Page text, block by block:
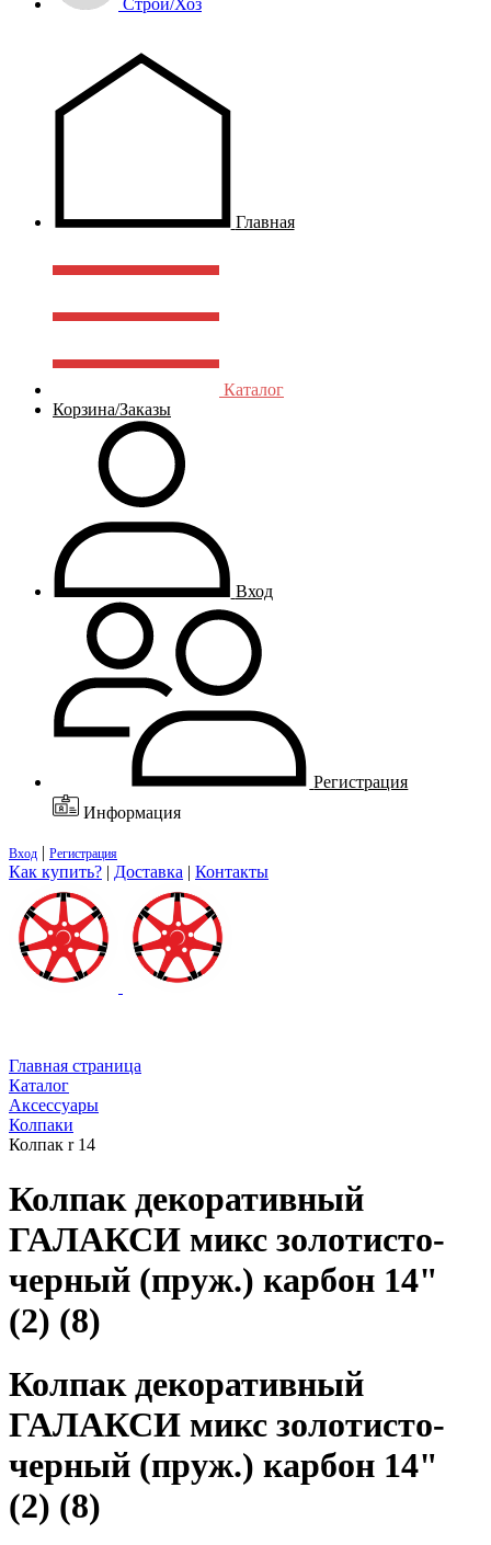
Строй/Хоз
Главная
Каталог
Корзина/Заказы
Вход
Регистрация
Информация
Вход | Регистрация
Как купить? | Доставка | Контакты
Главная страница
Каталог
Аксессуары
Колпаки
Колпак r 14
Колпак декоративный
ГАЛАКСИ микс золотисто-
черный (пруж.) карбон 14"
(2) (8)
Колпак декоративный
ГАЛАКСИ микс золотисто-
черный (пруж.) карбон 14"
(2) (8)